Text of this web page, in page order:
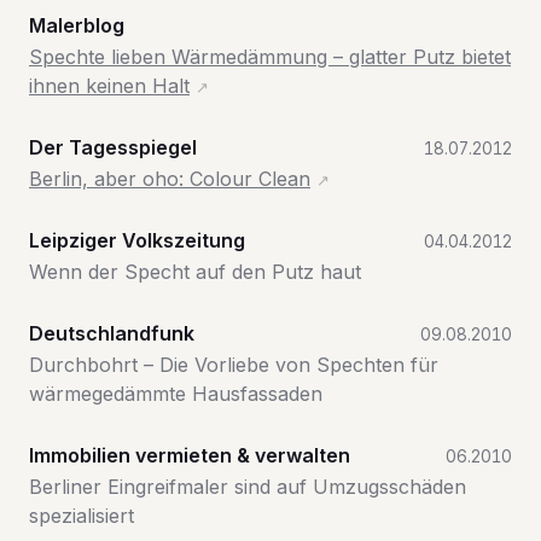
Malerblog
Spechte lieben Wärmedämmung – glatter Putz bietet
ihnen keinen Halt
Der Tagesspiegel 18.07.2012
Berlin, aber oho: Colour Clean
Leipziger Volkszeitung 04.04.2012
Wenn der Specht auf den Putz haut
Deutschlandfunk 09.08.2010
Durchbohrt – Die Vorliebe von Spechten für
wärmegedämmte Hausfassaden
Immobilien vermieten & verwalten 06.2010
Berliner Eingreifmaler sind auf Umzugsschäden
spezialisiert